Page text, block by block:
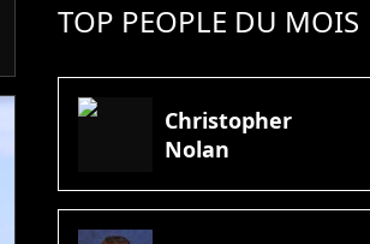
TOP PEOPLE DU MOIS
Christopher
Nolan